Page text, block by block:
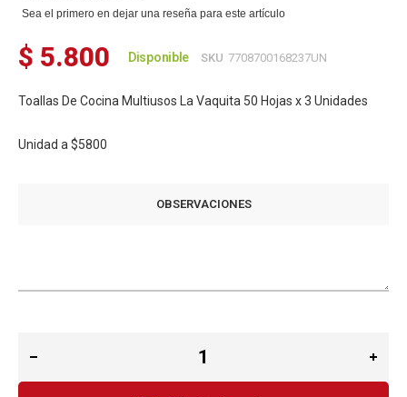
Sea el primero en dejar una reseña para este artículo
$ 5.800 Disponible SKU 7708700168237UN
Toallas De Cocina Multiusos La Vaquita 50 Hojas x 3 Unidades
Unidad a $5800
OBSERVACIONES